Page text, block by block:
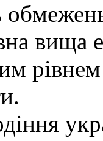
вища
рівнем